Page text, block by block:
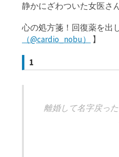
静かにざわついた女医さ
心の処方箋！回復薬を出
（@cardio_nobu）
】
1
離婚して名字戻っ